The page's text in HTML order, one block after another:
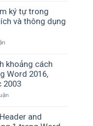
ký tự trong
và thông dụng
khoảng cách
Word 2016,
2003
and